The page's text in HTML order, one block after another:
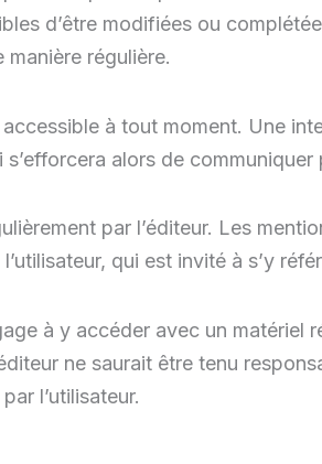
d’être modifiées ou
régulière.
à tout moment. Une
s’efforcera alors de
par l’éditeur. Les
qui est invité à s’y
à y accéder avec un
ne saurait être tenu
l’utilisateur.